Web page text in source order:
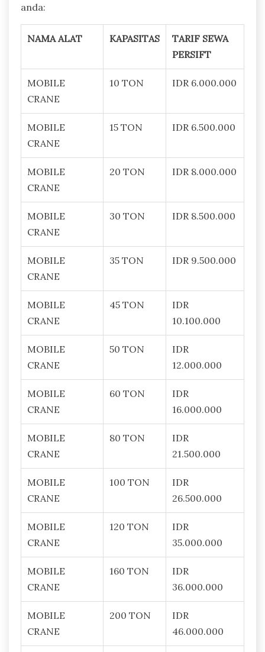
anda:
NAMA ALAT KAPASITAS
TARIF SEWA
PERSIFT
MOBILE
CRANE
10 TON IDR 6.000.000
MOBILE
CRANE
15 TON IDR 6.500.000
MOBILE
CRANE
20 TON IDR 8.000.000
MOBILE
CRANE
30 TON IDR 8.500.000
MOBILE
CRANE
35 TON IDR 9.500.000
MOBILE
CRANE
45 TON
IDR
10.100.000
MOBILE
CRANE
50 TON
IDR
12.000.000
MOBILE
CRANE
60 TON
IDR
16.000.000
MOBILE
CRANE
80 TON
IDR
21.500.000
MOBILE
CRANE
100 TON
IDR
26.500.000
MOBILE
CRANE
120 TON
IDR
35.000.000
MOBILE
CRANE
160 TON
IDR
36.000.000
MOBILE
CRANE
200 TON
IDR
46.000.000